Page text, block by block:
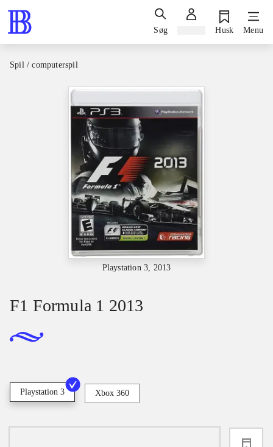
Søg Husk Menu
Spil / computerspil
Playstation 3, 2013
F1 Formula 1 2013
Playstation 3 Xbox 360